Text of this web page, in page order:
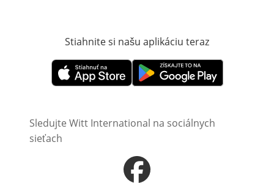
Stiahnite si našu aplikáciu teraz
Otvorí sa vnovom okneOtvorí sa vnovom okne
Sledujte Witt International na sociálnych
sieťach